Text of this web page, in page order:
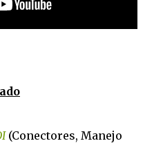
(Conectores, Manejo